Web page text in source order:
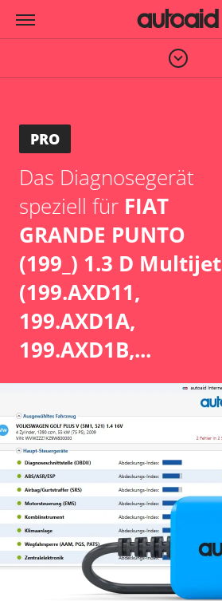
PRO
Das Diagnosegerät
speziell für FIAT
GRANDE PUNTO
(199_) 1.3 D Multijet
(199.AXD11,
199.AXD1A,
199.AXD1B,...